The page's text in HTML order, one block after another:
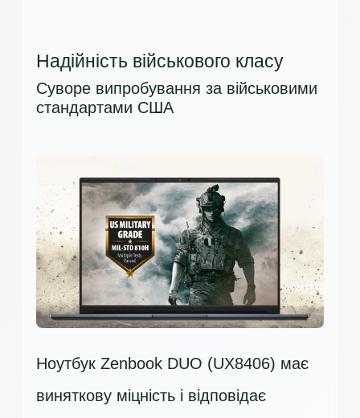
Надійність військового класу
Суворе випробування за військовими
стандартами США
Ноутбук Zenbook DUO (UX8406) має
виняткову міцність і відповідає